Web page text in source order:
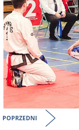
POPRZEDNI